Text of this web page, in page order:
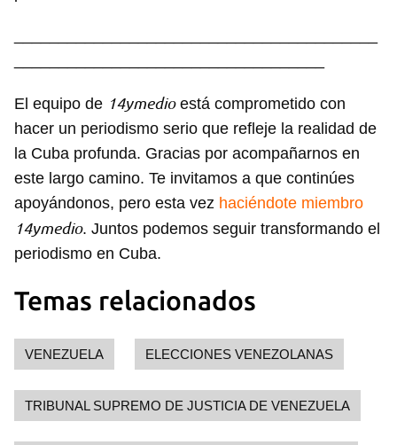
El equipo de 14ymedioestá comprometido con
hacer un periodismo serio que refleje la realidad de
la Cuba profunda. Gracias por acompañarnos en
este largo camino. Te invitamos a que continúes
apoyándonos, pero esta vez haciéndote miembro
14ymedio. Juntos podemos seguir transformando el
periodismo en Cuba.
Temas relacionados
VENEZUELA ELECCIONES VENEZOLANAS
TRIBUNAL SUPREMO DE JUSTICIA DE VENEZUELA